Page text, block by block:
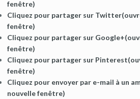
fenêtre)
Cliquez pour partager sur
fenêtre)
Cliquez pour partager sur
fenêtre)
Cliquez pour partager sur
fenêtre)
Cliquez pour envoyer par e-mail à un
nouvelle fenêtre)